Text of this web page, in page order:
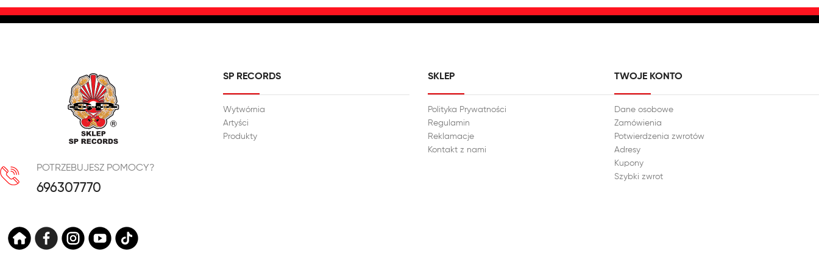
POTRZEBUJESZ POMOCY?
696307770
SP RECORDS
Wytwórnia
Artyści
Produkty
SKLEP
Polityka Prywatności
Regulamin
Reklamacje
Kontakt z nami
TWOJE KONTO
Dane osobowe
Zamówienia
Potwierdzenia zwrotów
Adresy
Kupony
Szybki zwrot